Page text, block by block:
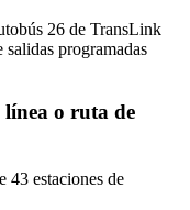
26 de TransLink
programadas
línea o ruta de
43 estaciones de